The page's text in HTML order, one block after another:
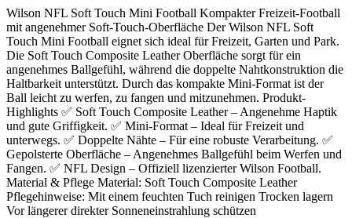
Wilson NFL Soft Touch Mini Football Kompakter Freizeit-Football
mit angenehmer Soft-Touch-Oberfläche Der Wilson NFL Soft
Touch Mini Football eignet sich ideal für Freizeit, Garten und Park.
Die Soft Touch Composite Leather Oberfläche sorgt für ein
angenehmes Ballgefühl, während die doppelte Nahtkonstruktion die
Haltbarkeit unterstützt. Durch das kompakte Mini-Format ist der
Ball leicht zu werfen, zu fangen und mitzunehmen. Produkt-
Highlights ✅ Soft Touch Composite Leather – Angenehme Haptik
und gute Griffigkeit. ✅ Mini-Format – Ideal für Freizeit und
unterwegs. ✅ Doppelte Nähte – Für eine robuste Verarbeitung. ✅
Gepolsterte Oberfläche – Angenehmes Ballgefühl beim Werfen und
Fangen. ✅ NFL Design – Offiziell lizenzierter Wilson Football.
Material & Pflege Material: Soft Touch Composite Leather
Pflegehinweise: Mit einem feuchten Tuch reinigen Trocken lagern
Vor längerer direkter Sonneneinstrahlung schützen